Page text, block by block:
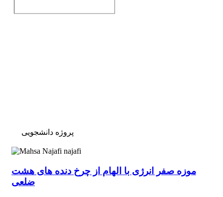
پروژه دانشجویی
موزه صفر انرژی با الهام از چرخ دنده های هشت
ضلعی